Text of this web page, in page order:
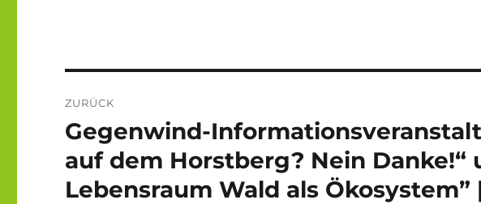
ZURÜCK
Vorheriger
Beitrag:
Gegenwind-
auf dem Horstberg? Nein Danke!“
Lebensraum Wald als